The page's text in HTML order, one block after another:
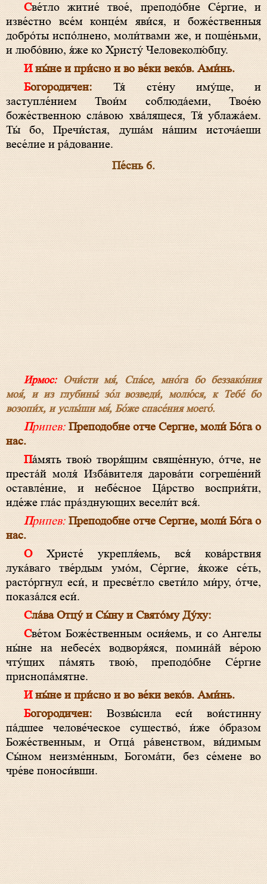
Све́тло житие́ твое́, преподо́бне Се́ргие, и
изве́стно все́м конце́м яви́ся, и боже́ственныя
добро́ты испо́лнено, моли́твами же, и поще́ньми,
и любо́вию, я́же ко Христу́ Человеколю́бцу.
И ны́не и при́сно и во ве́ки веко́в. Ами́нь.
Богородичен:Тя́ сте́ну иму́ще, и
заступле́нием Твои́м соблюда́еми, Твое́ю
боже́ственною сла́вою хва́лящеся, Тя́ ублажа́ем.
Ты́ бо, Пречи́стая, душа́м на́шим источа́еши
весе́лие и ра́дование.
Пе́снь 6.
Ирмос:Очи́сти мя́, Спа́се, мно́га бо беззако́ния
моя́, и из глубины́ зо́л возведи́, молю́ся, к Тебе́ бо
возопи́х, и услы́ши мя́, Бо́же спасе́ния моего́.
Припев: Преподобне отче Сергие, моли́ Бо́га о
нас.
Па́мять твою́ творя́щим свяще́нную, о́тче, не
преста́й моля́ Изба́вителя дарова́ти согреше́ний
оставле́ние, и небе́сное Ца́рство восприя́ти,
иде́же гла́с пра́зднующих весели́т вся́.
Припев: Преподобне отче Сергие, моли́ Бо́га о
нас.
О Христе́ укрепля́емь, вся́ кова́рствия
лука́ваго тве́рдым умо́м, Се́ргие, я́коже се́ть,
расто́ргнул еси́, и пресве́тло свети́ло ми́ру, о́тче,
показа́лся еси́.
Сла́ва Отцу́ и Сы́ну и Свято́му Ду́ху:
Све́том Боже́ственным осия́емь, и со Ангелы
ны́не на небесе́х водворя́яся, помина́й ве́рою
чту́щих па́мять твою́, преподо́бне Се́ргие
приснопа́мятне.
И ны́не и при́сно и во ве́ки веко́в. Ами́нь.
Богородичен: Возвы́сила еси́ вои́стинну
па́дшее челове́ческое существо́, и́же о́бразом
Боже́ственным, и Отца́ ра́венством, ви́димым
Сы́ном неизме́нным, Богома́ти, без се́мене во
чре́ве поноси́вши.